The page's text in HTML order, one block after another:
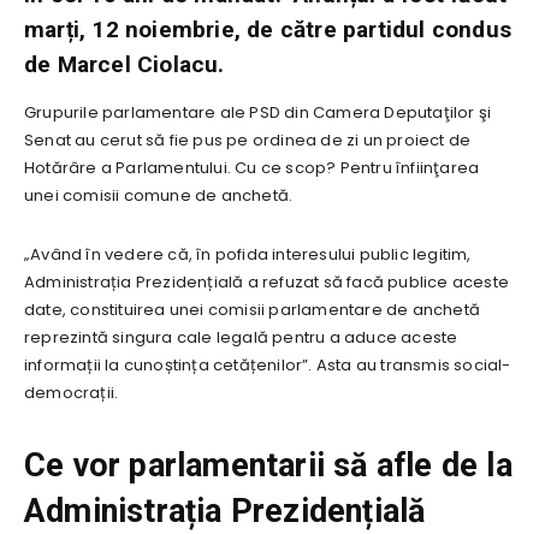
marți, 12 noiembrie, de către partidul condus
de Marcel Ciolacu.
Grupurile parlamentare ale PSD din Camera Deputaţilor şi
Senat au cerut să fie pus pe ordinea de zi un proiect de
Hotărâre a Parlamentului. Cu ce scop? Pentru înfiinţarea
unei comisii comune de anchetă.
„Având în vedere că, în pofida interesului public legitim,
Administrația Prezidențială a refuzat să facă publice aceste
date, constituirea unei comisii parlamentare de anchetă
reprezintă singura cale legală pentru a aduce aceste
informații la cunoștința cetățenilor”. Asta au transmis social-
democrații.
Ce vor parlamentarii să afle de la
Administrația Prezidențială